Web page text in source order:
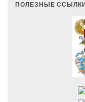
ПОЛЕЗНЫЕ